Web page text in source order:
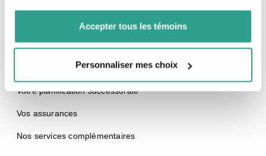
de votre utilisation de leurs services.
Accepter tous les témoins
Personnaliser mes choix
Vos placements
Votre planification successorale
Vos assurances
Nos services complémentaires